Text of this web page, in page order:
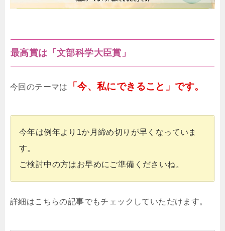
最高賞は「文部科学大臣賞」
今回のテーマは 「今、私にできること」です。
今年は例年より1か月締め切りが早くなっていま
す。
ご検討中の方はお早めにご準備くださいね。
詳細はこちらの記事でもチェックしていただけます。